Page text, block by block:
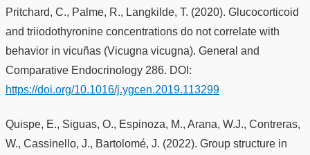
Pritchard, C., Palme, R., Langkilde, T. (2020). Glucocorticoid
and triiodothyronine concentrations do not correlate with
behavior in vicuñas (Vicugna vicugna). General and
Comparative Endocrinology 286. DOI:
https://doi.org/10.1016/j.ygcen.2019.113299
Quispe, E., Siguas, O., Espinoza, M., Arana, W.J., Contreras,
W., Cassinello, J., Bartolomé, J. (2022). Group structure in